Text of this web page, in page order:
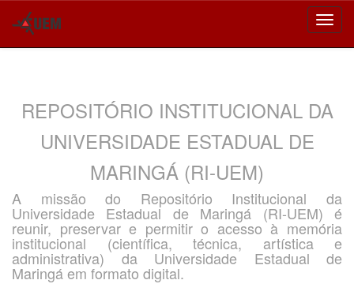
REPOSITÓRIO INSTITUCIONAL DA
UNIVERSIDADE ESTADUAL DE
MARINGÁ (RI-UEM)
A missão do Repositório Institucional da
Universidade Estadual de Maringá (RI-UEM) é
reunir, preservar e permitir o acesso à memória
institucional (científica, técnica, artística e
administrativa) da Universidade Estadual de
Maringá em formato digital.